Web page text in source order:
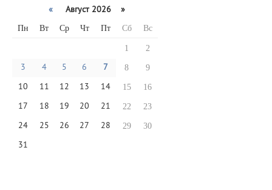
« Август 2026 »
Пн Вт Ср Чт Пт Сб Вс
1 2
3 4 5 6 7 8 9
10 11 12 13 14 15 16
17 18 19 20 21 22 23
24 25 26 27 28 29 30
31